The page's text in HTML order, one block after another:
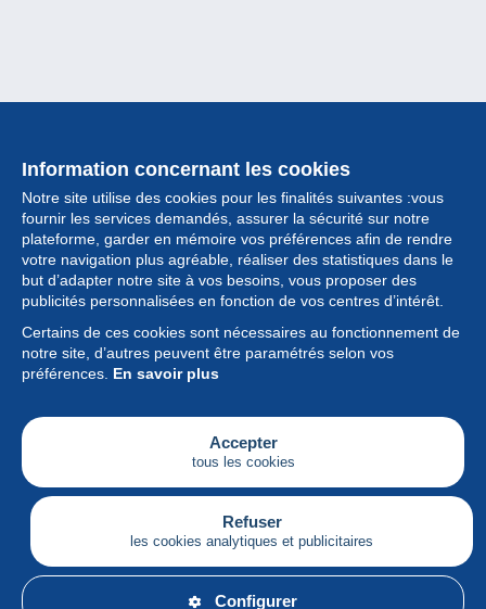
Information concernant les cookies
Notre site utilise des cookies pour les finalités suivantes :vous
fournir les services demandés, assurer la sécurité sur notre
plateforme, garder en mémoire vos préférences afin de rendre
votre navigation plus agréable, réaliser des statistiques dans le
but d’adapter notre site à vos besoins, vous proposer des
publicités personnalisées en fonction de vos centres d’intérêt.
Certains de ces cookies sont nécessaires au fonctionnement de
notre site, d’autres peuvent être paramétrés selon vos
préférences. En savoir plus
Accepter
tous les cookies
Refuser
les cookies analytiques et publicitaires
Configurer
Collection
Actualités
Fonctionnalités
Société
Services
Articles
Français